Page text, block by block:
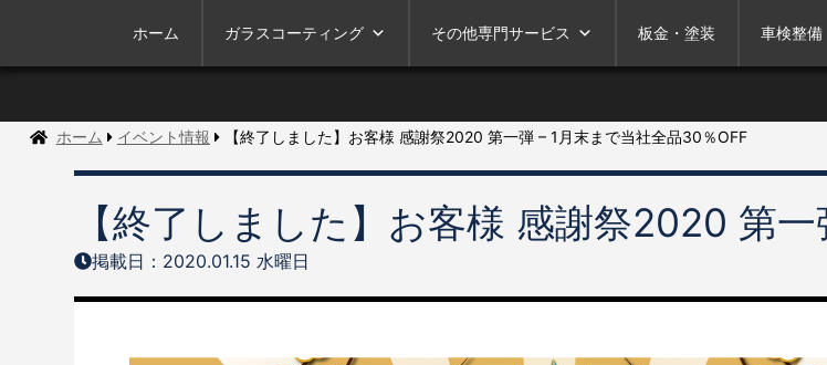
ホーム ガラスコーティング その他専門サービス 板金・塗装 車検整備
ホーム イベント情報 【終了しました】お客様 感謝祭2020 第一弾 – 1月末まで当社全品30％OFF
【終了しました】お客様 感謝祭2020 第
掲載日：2020.01.15 水曜日